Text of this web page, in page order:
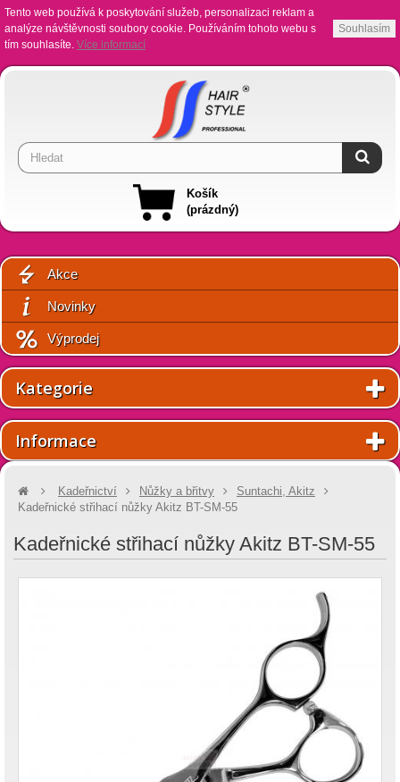
Tento web používá k poskytování služeb, personalizaci reklam a
analýze návštěvnosti soubory cookie. Používáním tohoto webu s
tím souhlasíte. Více informací
Souhlasím
Košík
(prázdný)
Akce
Novinky
Výprodej
Kategorie
Informace
Kadeřnictví Nůžky a břitvy
Suntachi, Akitz
Kadeřnické střihací nůžky Akitz BT-SM-55
Kadeřnické střihací nůžky Akitz BT-SM-55